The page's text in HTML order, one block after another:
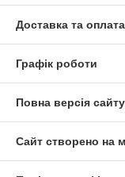
Доставка та оплата
Графік роботи
Повна версія сайту
Сайт створено на